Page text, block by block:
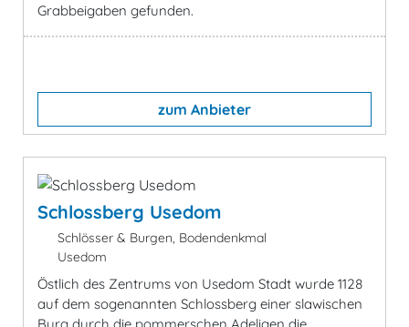
Grabbeigaben gefunden.
zum Anbieter
Schlossberg Usedom
Schlösser & Burgen, Bodendenkmal
Usedom
Östlich des Zentrums von Usedom Stadt wurde 1128
auf dem sogenannten Schlossberg einer slawischen